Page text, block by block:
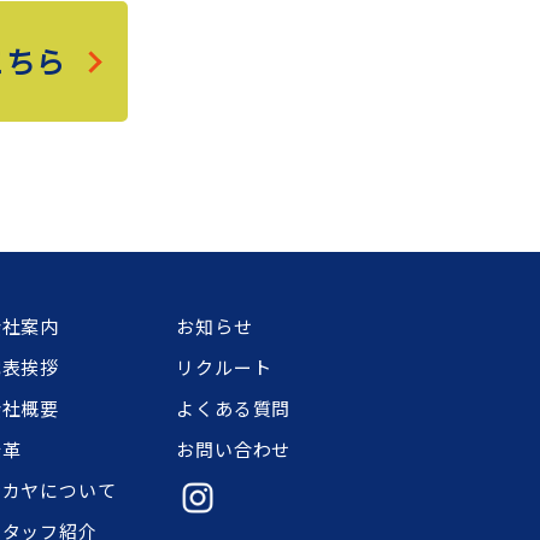
ら
案内
挨拶
概要
ヤについて
ッフ紹介
お知らせ
リクルート
よくある質問
お問い合わせ